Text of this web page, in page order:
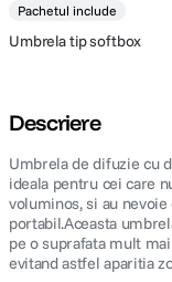
Pachetul include
Umbrela tip softbox
Descriere
Umbrela de difuzie cu
ideala pentru cei care
voluminos, si au
portabil.Aceasta
pe o suprafata mult
evitand astfel aparitia